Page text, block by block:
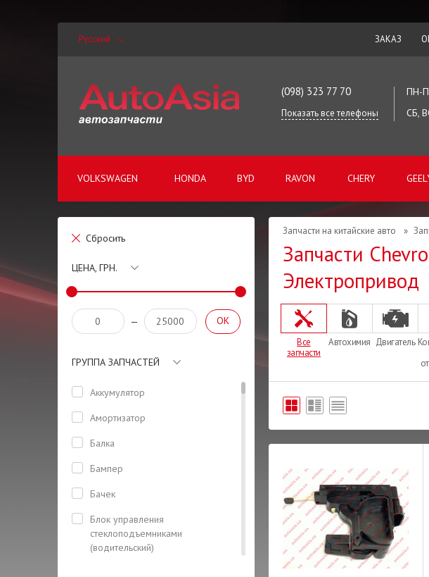
Русский ЗАКАЗ
(098) 323 77 70
Показать все телефоны
ПН-
СБ,
VOLKSWAGEN HONDA BYD RAVON CHERY
Сбросить
ЦЕНА, ГРН.
— OK
ГРУППА ЗАПЧАСТЕЙ
Аккумулятор
Амортизатор
Балка
Бампер
Бачек
Блок управления
стеклоподъемниками
(водительский)
Запчасти на китайские авто »
Запчасти
Электропривод
Все
запчасти
Автохимия Двигатель